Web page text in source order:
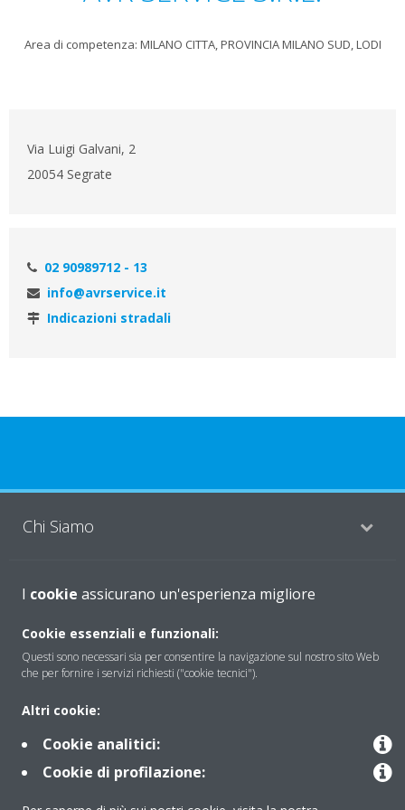
Area di competenza: MILANO CITTA, PROVINCIA MILANO SUD, LODI
Via Luigi Galvani, 2
20054 Segrate
02 90989712 - 13
info@avrservice.it
Indicazioni stradali
Chi Siamo
Soluzioni
Contattaci
Periodo di supporto definito
Politica di segnalazione e divulgazione delle vulnerabilità del
Gruppo Daikin Europe
I cookie assicurano un'esperienza migliore
Cookie essenziali e funzionali:
Questi sono necessari sia per consentire la navigazione sul nostro sito Web
che per fornire i servizi richiesti ("cookie tecnici").
Altri cookie:
Cookie analitici:
Cookie di profilazione: